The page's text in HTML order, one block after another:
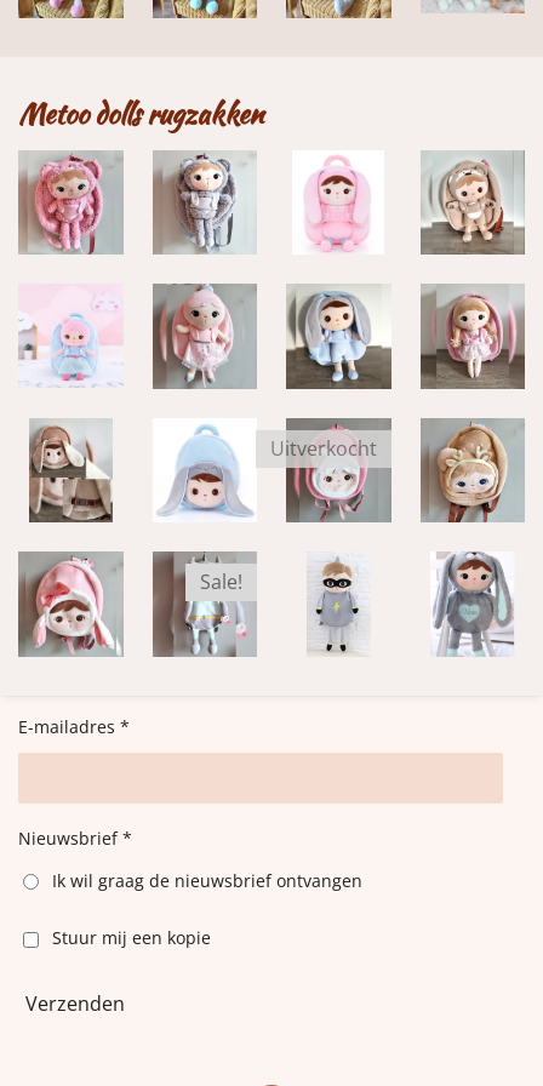
Metoo dolls rugzakken
Uitverkocht
Sale!
E-mailadres *
Nieuwsbrief *
Ik wil graag de nieuwsbrief ontvangen
Stuur mij een kopie
Verzenden